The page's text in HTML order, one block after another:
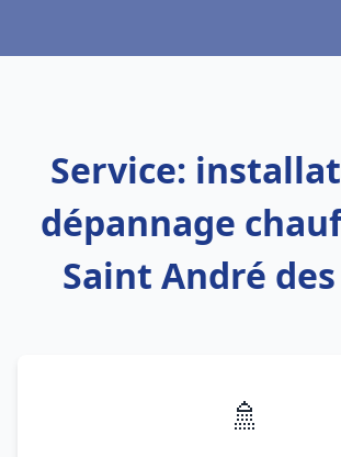
Service:
dépannage
Saint André
🚿